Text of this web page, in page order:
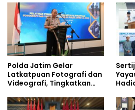
Polda Jatim Gelar
Latkatpuan Fotografi dan
Videografi, Tingkatkan
Era Digital